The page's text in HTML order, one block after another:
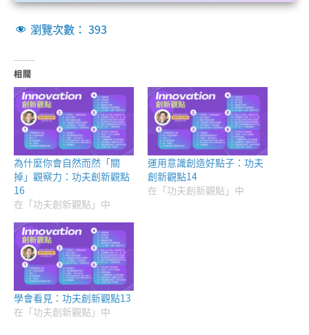
瀏覽次數： 393
相關
為什麼你會自然而然「關
掉」觀察力：功夫創新觀點
16
在「功夫創新觀點」中
運用意識創造好點子：功夫
創新觀點14
在「功夫創新觀點」中
學會看見：功夫創新觀點13
在「功夫創新觀點」中